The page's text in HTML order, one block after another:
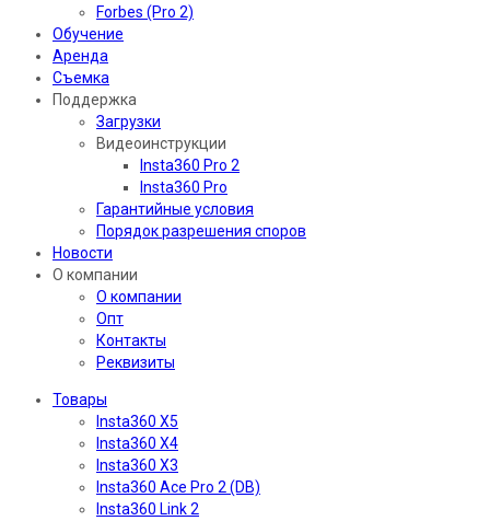
Forbes (Pro 2)
Обучение
Аренда
Съемка
Поддержка
Загрузки
Видеоинструкции
Insta360 Pro 2
Insta360 Pro
Гарантийные условия
Порядок разрешения споров
Новости
О компании
О компании
Опт
Контакты
Реквизиты
Товары
Insta360 X5
Insta360 X4
Insta360 X3
Insta360 Ace Pro 2 (DB)
Insta360 Link 2